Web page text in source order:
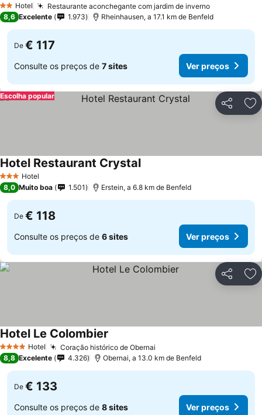
2 Estrelas
Hotel Restaurante aconchegante com jardim de inverno
8,6 Excelente 1.973 Rheinhausen, a 17.1 km de Benfeld
De € 117
Consulte os preços de 7 sites Ver preços
Partilhar
Escolha popular
3 EstrelasHotel
Hotel Restaurant Crystal
8,0 Muito boa 1.501 Erstein, a 6.8 km de Benfeld
De € 118
Consulte os preços de 6 sites Ver preços
Partilhar
4 EstrelasHotel Coração histórico de Obernai
Hotel Le Colombier
8,8 Excelente 4.326 Obernai, a 13.0 km de Benfeld
De € 133
Consulte os preços de 8 sites Ver preços